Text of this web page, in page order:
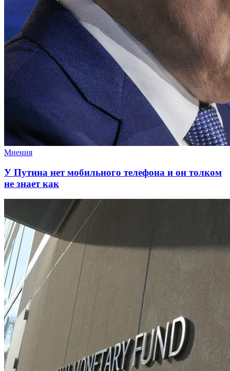
Мнения
У Путина нет мобильного телефона и он толком
не знает как